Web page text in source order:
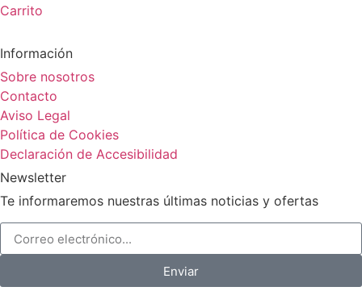
Carrito
Información
Sobre nosotros
Contacto
Aviso Legal
Política de Cookies
Declaración de Accesibilidad
Newsletter
Te informaremos nuestras últimas noticias y ofertas
Enviar